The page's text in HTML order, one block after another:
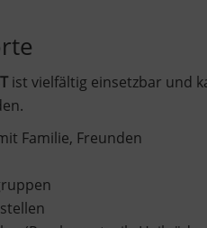
ist vielfältig einsetzbar und
Familie, Freunden